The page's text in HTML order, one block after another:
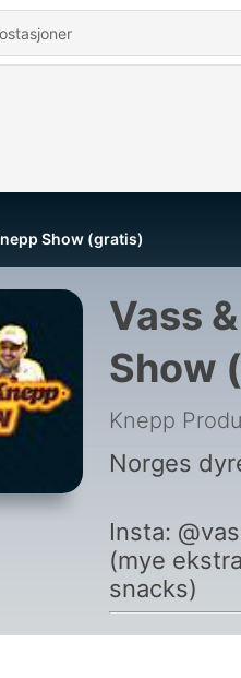
Show (gratis)
Vass
Show
Norges
Insta:
(mye
snacks)